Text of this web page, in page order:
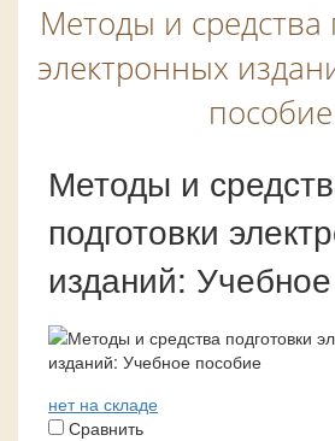
Методы и средства
электронных
пособие
Методы и
подготовки
изданий:
нет на складе
Сравнить